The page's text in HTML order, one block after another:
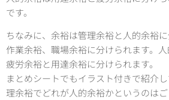
です。
ちなみに、余裕は管理余裕と人的余裕
作業余裕、職場余裕に分けられます。人
疲労余裕と用達余裕に分けられます。
まとめシートでもイラスト付きで紹介
理余裕でどれが人的余裕かというのは